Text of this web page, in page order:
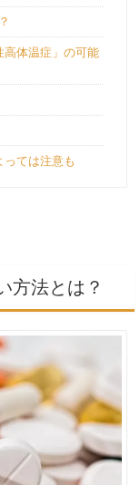
高体温症」の可能
ては注意も
方法とは？